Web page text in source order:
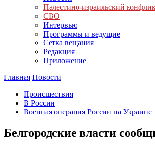
Палестино-израильский
СВО
Интервью
Программы и ведущие
Сетка вещания
Редакция
Приложение
Главная Новости
Происшествия
В России
Военная операция России на Украине
Белгородские власти